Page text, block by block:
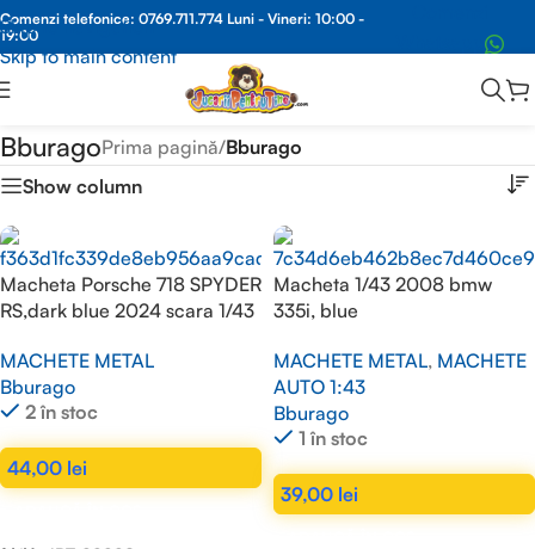
Skip to navigation
Skip to main content
Comenzi telefonice: 0769.711.774 Luni - Vineri: 10:00 -
19:00
Whatsapp
BburagoPrima pagină/Bburago
Show column
Macheta Porsche 718 SPYDER
RS,dark blue 2024 scara 1/43
MACHETE METAL
Bburago
2 în stoc
44,00 lei
Macheta 1/43 2008 bmw
335i, blue
MACHETE METAL, MACHETE
AUTO 1:43
Bburago
1 în stoc
39,00 lei